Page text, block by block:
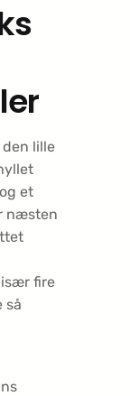
lille
et
næsten
især fire
så